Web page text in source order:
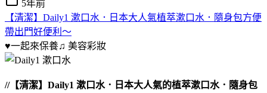
5年前
【清潔】Daily1 漱口水．日本大人氣植萃漱口水．隨身包方便
帶出門好便利～
♥一起來保養♫ 美容彩妝
//【清潔】Daily1 漱口水．日本大人氣的植萃漱口水．隨身包